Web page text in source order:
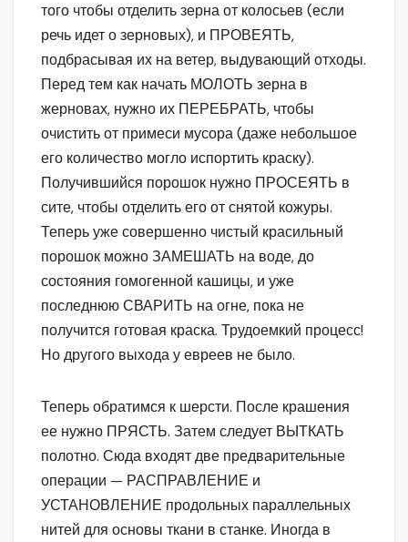
того чтобы отделить зерна от колосьев (если
речь идет о зерновых), и ПРОВЕЯТЬ,
подбрасывая их на ветер, выдувающий отходы.
Перед тем как начать МОЛОТЬ зерна в
жерновах, нужно их ПЕРЕБРАТЬ, чтобы
очистить от примеси мусора (даже небольшое
его количество могло испортить краску).
Получившийся порошок нужно ПРОСЕЯТЬ в
сите, чтобы отделить его от снятой кожуры.
Теперь уже совершенно чистый красильный
порошок можно ЗАМЕШАТЬ на воде, до
состояния гомогенной кашицы, и уже
последнюю СВАРИТЬ на огне, пока не
получится готовая краска. Трудоемкий процесс!
Но другого выхода у евреев не было.
Теперь обратимся к шерсти. После крашения
ее нужно ПРЯСТЬ. Затем следует ВЫТКАТЬ
полотно. Сюда входят две предварительные
операции — РАСПРАВЛЕНИЕ и
УСТАНОВЛЕНИЕ продольных параллельных
нитей для основы ткани в станке. Иногда в